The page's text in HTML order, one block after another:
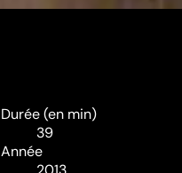
Durée (en min)
39
Année